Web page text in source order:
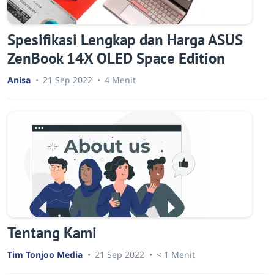
Spesifikasi Lengkap dan Harga ASUS
ZenBook 14X OLED Space Edition
Anisa 21 Sep 2022 4 Menit
Tentang Kami
Tim Tonjoo Media 21 Sep 2022 < 1 Menit